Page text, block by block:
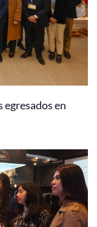
egresados en